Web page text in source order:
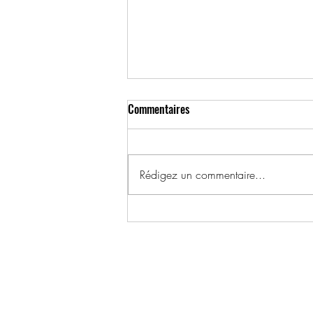
1992, 15 décembre – Marco
Commentaires
Rédigez un commentaire...